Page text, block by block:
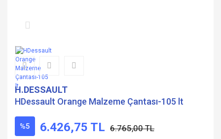
H.DESSAULT
HDessault Orange Malzeme Çantası-105 lt
%5 6.426,75 TL 6.765,00 TL